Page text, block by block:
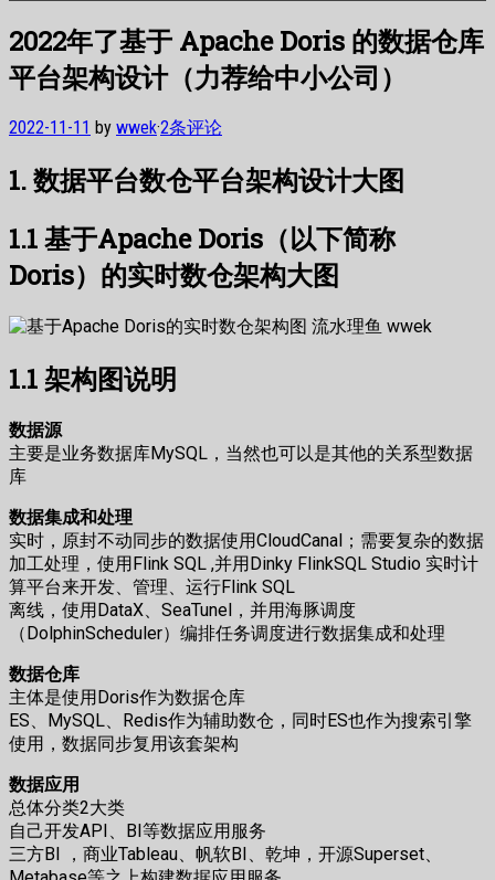
2022年了基于 Apache Doris 的数据仓库
平台架构设计（力荐给中小公司）
2022-11-11 by wwek·2条评论
1. 数据平台数仓平台架构设计大图
1.1 基于Apache Doris（以下简称
Doris）的实时数仓架构大图
1.1 架构图说明
数据源
主要是业务数据库MySQL，当然也可以是其他的关系型数据
库
数据集成和处理
实时，原封不动同步的数据使用CloudCanal；需要复杂的数据
加工处理，使用Flink SQL ,并用Dinky FlinkSQL Studio 实时计
算平台来开发、管理、运行Flink SQL
离线，使用DataX、SeaTunel，并用海豚调度
（DolphinScheduler）编排任务调度进行数据集成和处理
数据仓库
主体是使用Doris作为数据仓库
ES、MySQL、Redis作为辅助数仓，同时ES也作为搜索引擎
使用，数据同步复用该套架构
数据应用
总体分类2大类
自己开发API、BI等数据应用服务
三方BI ，商业Tableau、帆软BI、乾坤，开源Superset、